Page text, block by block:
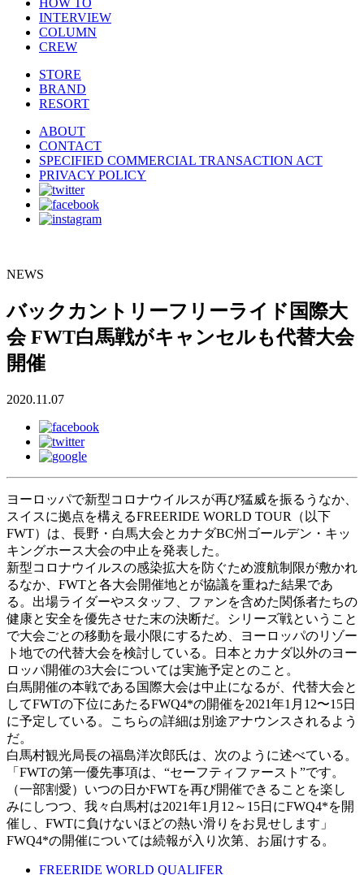
INTERVIEW
COLUMN
CREW
STORE
BRAND
RESORT
ABOUT
CONTACT
SPECIFIED COMMERCIAL TRANSACTION ACT
PRIVACY POLICY
NEWS
バックカントリーフリーライド国際大
会 FWT白馬戦がキャンセルも代替大会
開催
2020.11.07
ヨーロッパで新型コロナウイルスが再び猛威を振るうなか、
スイスに拠点を構えるFREERIDE WORLD TOUR（以下
FWT）は、長野・白馬大会とカナダBC州ゴールデン・キッ
キングホース大会の中止を発表した。
新型コロナウイルスの感染拡大を防ぐため渡航制限が敷かれ
るなか、FWTと各大会開催地とが協議を重ねた結果であ
る。出場ライダーやスタッフ、ファンを含めた関係者たちの
健康と安全を優先させた末の決断だ。シリーズ戦ということ
で大会ごとの移動を最小限にするため、ヨーロッパのリゾー
ト地での代替大会を検討している。日本とカナダ以外のヨー
ロッパ開催の3大会については実施予定とのこと。
白馬開催の本戦である国際大会は中止になるが、代替大会と
してFWTの下位にあたるFWQ4*の開催を2021年1月12〜15日
に予定している。こちらの詳細は別途アナウンスされるよう
だ。
白馬村観光局長の福島洋次郎氏は、次のように述べている。
「FWTの第一優先事項は、“セーフティファースト”です。
（一部割愛）いつの日かFWTを再び開催できることを楽し
みにしつつ、我々白馬村は2021年1月12～15日にFWQ4*を開
催し、FWTに負けないほどの熱い滑りをお見せします」
FWQ4*の開催については続報が入り次第、お届けする。
FREERIDE WORLD QUALIFER